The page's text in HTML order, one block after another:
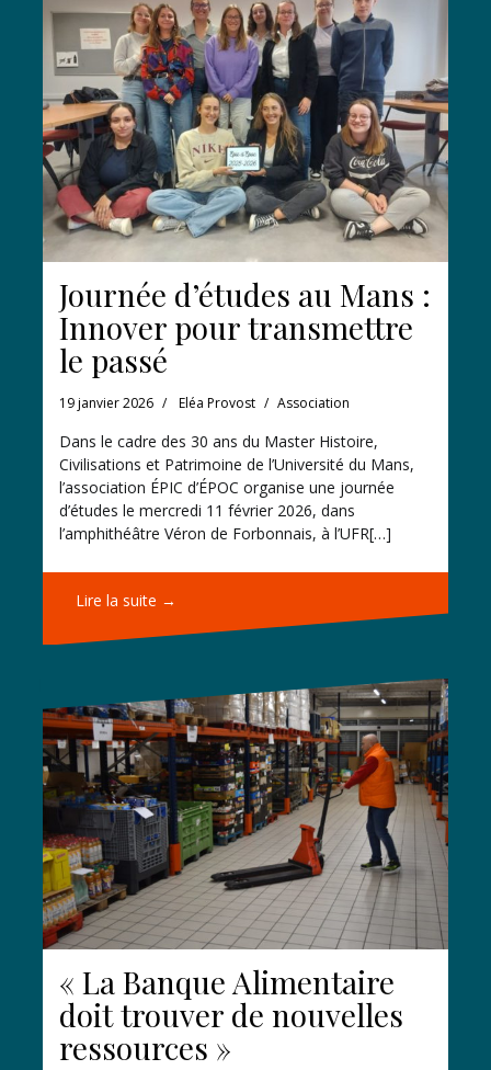
Journée d’études au Mans :
Innover pour transmettre
le passé
19 janvier 2026 Eléa Provost Association
Dans le cadre des 30 ans du Master Histoire,
Civilisations et Patrimoine de l’Université du Mans,
l’association ÉPIC d’ÉPOC organise une journée
d’études le mercredi 11 février 2026, dans
l’amphithéâtre Véron de Forbonnais, à l’UFR[…]
Lire la suite →
« La Banque Alimentaire
doit trouver de nouvelles
ressources »